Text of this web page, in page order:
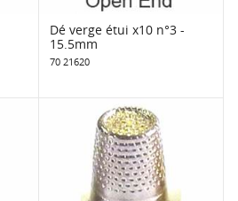
Dé verge étui x10 n°3 -
15.5mm
70 21620